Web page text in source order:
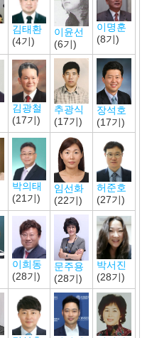
김태환
(4기)
이윤선
(6기)
이명훈
(8기)
김광철
(17기)
추광식
(17기)
장석호
(17기)
박의태
(21기)
임선화
(22기)
허준호
(27기)
이희동
(28기)
문주용
(28기)
박서진
(28기)